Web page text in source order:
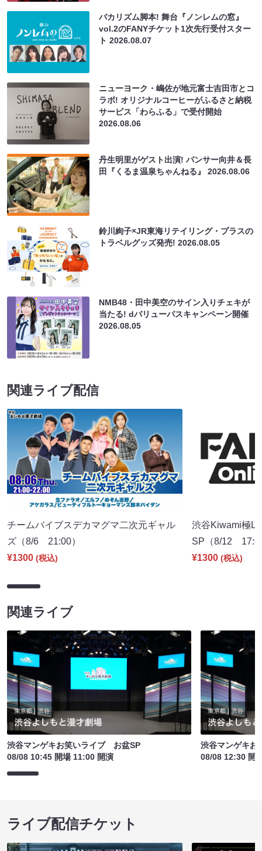
バカリズム脚本! 舞台『ノンレムの窓』
vol.2のFANYチケット1次先行受付スター
ト2026.08.07
ニューヨーク・嶋佐が地元富士吉田市とコ
ラボ! オリジナルコーヒーがふるさと納税
サービス「わらふる」で受付開始
2026.08.06
丹生明里がゲスト出演! パンサー向井＆長
田『くるま温泉ちゃんねる』2026.08.06
鈴川絢子×JR東海リテイリング・プラスの
トラベルグッズ発売!2026.08.05
NMB48・田中美空のサイン入りチェキが
当たる! dバリューパスキャンペーン開催
2026.08.05
関連ライブ配信
チームバイブスデカマグマ二次元ギャル
ズ（8/6 21:00）
¥1300 (税込)
渋谷Kiwami極
SP（8/12
¥1300 (税込)
関連ライブ
渋谷マンゲキお笑いライブ お盆SP
08/08 10:45 開場 11:00 開演
渋谷マンゲキ
08/08 12:30 開
ライブ配信チケット